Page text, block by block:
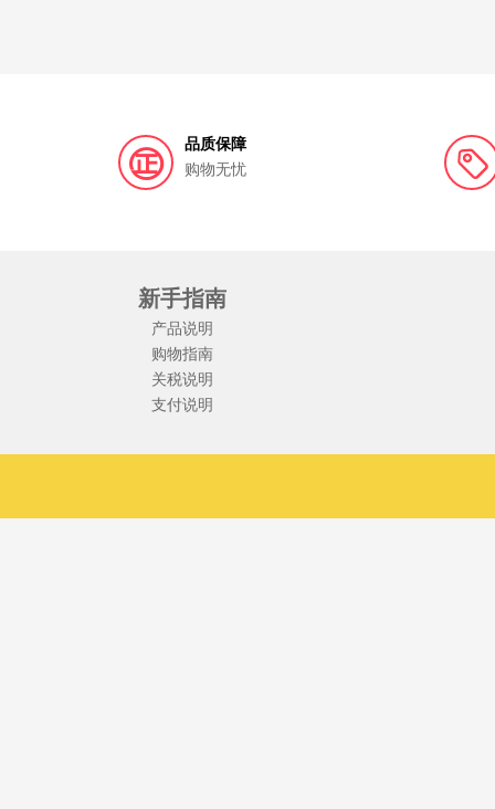
品质保障
购物无忧
新手指南
产品说明
购物指南
关税说明
支付说明